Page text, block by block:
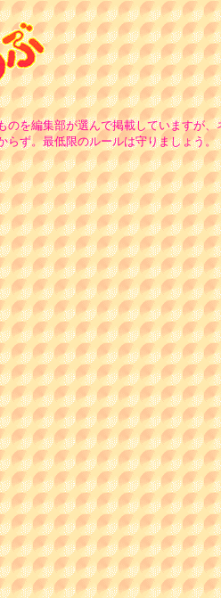
を編集部が選んで掲載していますが
らず。最低限のルールは守りましょう。